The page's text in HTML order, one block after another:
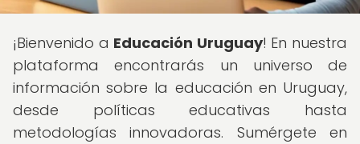
¡Bienvenido a Educación Uruguay! En nuestra
plataforma encontrarás un universo de
información sobre la educación en Uruguay,
desde políticas educativas hasta
metodologías innovadoras. Sumérgete en